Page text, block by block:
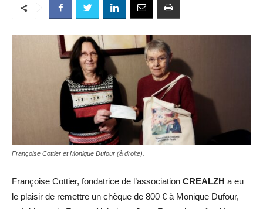
Françoise Cottier et Monique Dufour (à droite).
Françoise Cottier, fondatrice de l’association CREALZH a eu
le plaisir de remettre un chèque de 800 € à Monique Dufour,